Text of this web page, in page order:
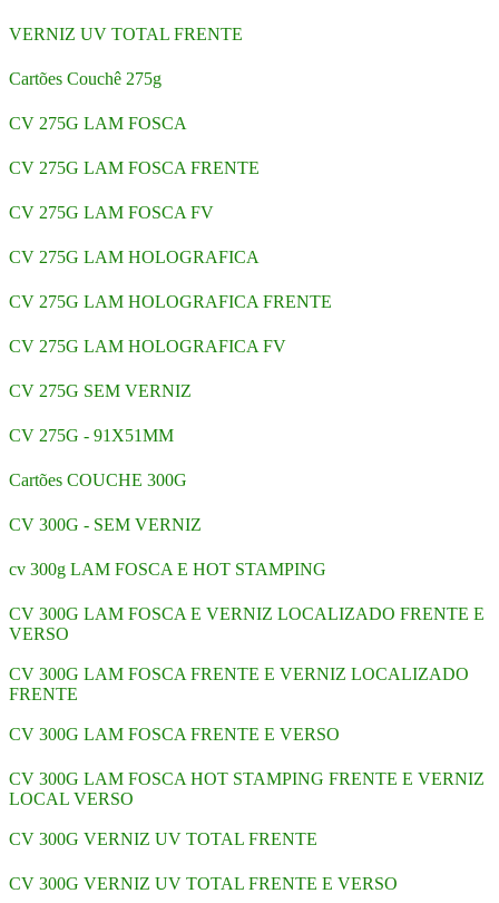
VERNIZ UV TOTAL FRENTE
Cartões Couchê 275g
CV 275G LAM FOSCA
CV 275G LAM FOSCA FRENTE
CV 275G LAM FOSCA FV
CV 275G LAM HOLOGRAFICA
CV 275G LAM HOLOGRAFICA FRENTE
CV 275G LAM HOLOGRAFICA FV
CV 275G SEM VERNIZ
CV 275G - 91X51MM
Cartões COUCHE 300G
CV 300G - SEM VERNIZ
cv 300g LAM FOSCA E HOT STAMPING
CV 300G LAM FOSCA E VERNIZ LOCALIZADO FRENTE E
VERSO
CV 300G LAM FOSCA FRENTE E VERNIZ LOCALIZADO
FRENTE
CV 300G LAM FOSCA FRENTE E VERSO
CV 300G LAM FOSCA HOT STAMPING FRENTE E VERNIZ
LOCAL VERSO
CV 300G VERNIZ UV TOTAL FRENTE
CV 300G VERNIZ UV TOTAL FRENTE E VERSO